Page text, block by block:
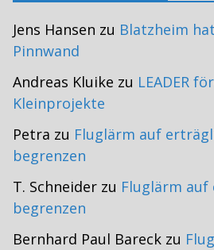
Jens Hansen zu Blatzheim
Pinnwand
Andreas Kluike zu LEADER
Kleinprojekte
Petra zu Fluglärm auf
begrenzen
T. Schneider zu Fluglärm
begrenzen
Bernhard Paul Bareck zu